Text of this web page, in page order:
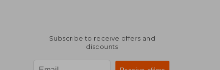
Subscribe to receive offers and
discounts